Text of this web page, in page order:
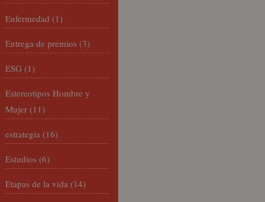
Enfermedad (1)
Entrega de premios (3)
ESG (1)
Estereotipos Hombre y
Mujer (11)
estrategia (16)
Estudios (6)
Etapas de la vida (14)